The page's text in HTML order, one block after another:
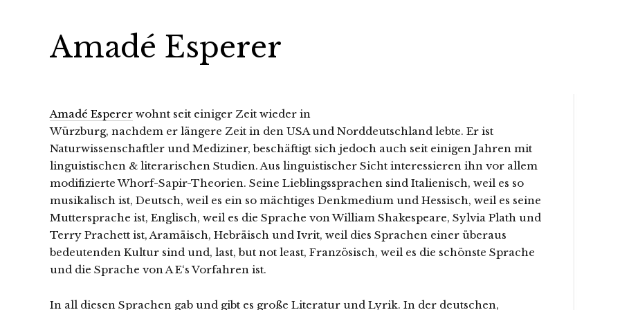
Amadé Esperer
Amadé Esperer wohnt seit einiger Zeit wieder in
Würzburg, nachdem er längere Zeit in den USA und Norddeutschland lebte. Er ist
Naturwissenschaftler und Mediziner, beschäftigt sich jedoch auch seit einigen Jahren mit
linguistischen & literarischen Studien. Aus linguistischer Sicht interessieren ihn vor allem
modifizierte Whorf-Sapir-Theorien. Seine Lieblingssprachen sind Italienisch, weil es so
musikalisch ist, Deutsch, weil es ein so mächtiges Denkmedium und Hessisch, weil es seine
Muttersprache ist, Englisch, weil es die Sprache von William Shakespeare, Sylvia Plath und
Terry Prachett ist, Aramäisch, Hebräisch und Ivrit, weil dies Sprachen einer überaus
bedeutenden Kultur sind und, last, but not least, Französisch, weil es die schönste Sprache
und die Sprache von A E‘s Vorfahren ist.
In all diesen Sprachen gab und gibt es große Literatur und Lyrik. In der deutschen,